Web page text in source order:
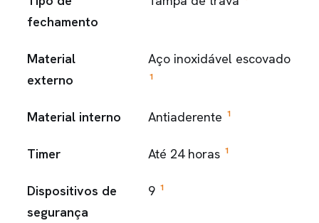
fechamento
Material
externo
Aço inoxidável escovado
1
Material interno Antiaderente 1
Timer Até 24 horas 1
Dispositivos de
segurança
9 1